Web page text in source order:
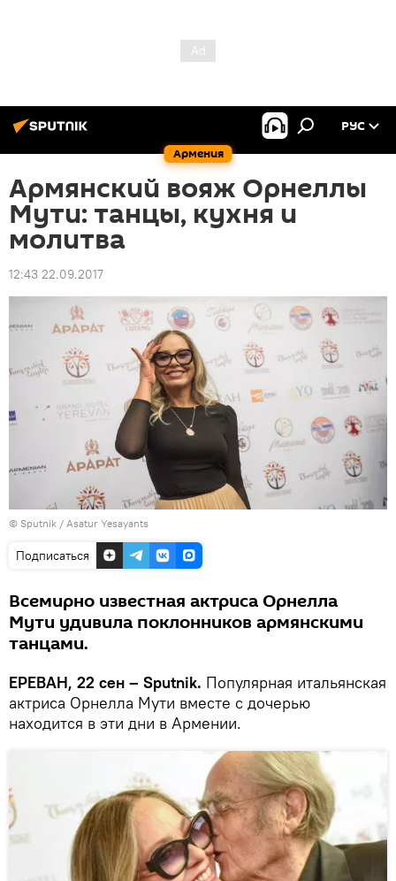
Армения
РУС
Армянский вояж Орнеллы
Мути: танцы, кухня и
молитва
12:43 22.09.2017
© Sputnik / Asatur Yesayants
Подписаться
Всемирно известная актриса Орнелла
Мути удивила поклонников армянскими
танцами.
ЕРЕВАН, 22 сен – Sputnik. Популярная итальянская
актриса Орнелла Мути вместе с дочерью
находится в эти дни в Армении.